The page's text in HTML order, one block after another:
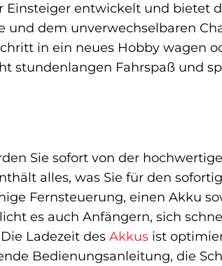
Einsteiger entwickelt und bietet
dem unverwechselbaren
in ein neues Hobby wagen
stundenlangen Fahrspaß und
Sie sofort von der
alles, was Sie für den
Fernsteuerung, einen Akku
es auch Anfängern, sich
Ladezeit des Akkus ist
Bedienungsanleitung, die